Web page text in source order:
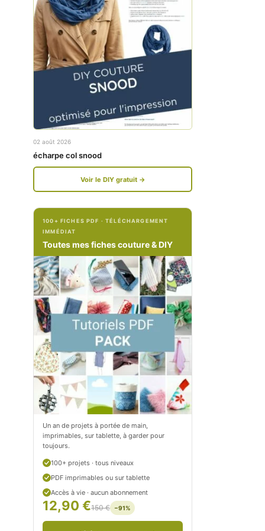
w
w
f
e
b
o
.
c
o
m
t
i
t
i
t
r
o
w
w
.
i
t
g
m
.
c
o
m
/
e
t
i
c
i
t
r
02 août 2026
écharpe col snood
Voir le DIY gratuit →
100+ FICHES PDF · TÉLÉCHARGEMENT
IMMÉDIAT
Toutes mes fiches couture & DIY
Un an de projets à portée de main,
imprimables, sur tablette, à garder pour
toujours.
100+ projets · tous niveaux
PDF imprimables ou sur tablette
Accès à vie · aucun abonnement
12,90 €150 € −91%